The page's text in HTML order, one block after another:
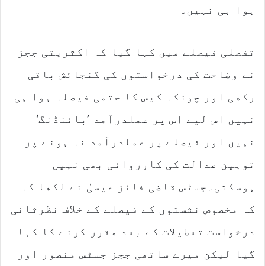
ہوا ہی نہیں۔
تفصلی فیصلے میں کہا گیا کہ اکثریتی ججز
نے وضاحت کی درخواستوں کی گنجائش باقی
رکھی اور چونکہ کیس کا حتمی فیصلہ ہوا ہی
نہیں اس لیے اس پر عملدرآمد ’بائنڈنگ‘
نہیں اور فیصلے پر عملدرآمد نہ ہونے پر
توہین عدالت کی کارروائی بھی نہیں
ہوسکتی۔جسٹس قاضی فائز عیسیٰ نے لکھا کہ
کہ مخصوص نشستوں کے فیصلے کے خلاف نظرثانی
درخواست تعطیلات کے بعد مقرر کرنے کا کہا
گیا لیکن میرے ساتھی ججز جسٹس منصور اور